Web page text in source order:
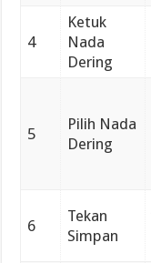
4
Ketuk
Nada
Dering
5
Pilih Nada
Dering
6
Tekan
Simpan